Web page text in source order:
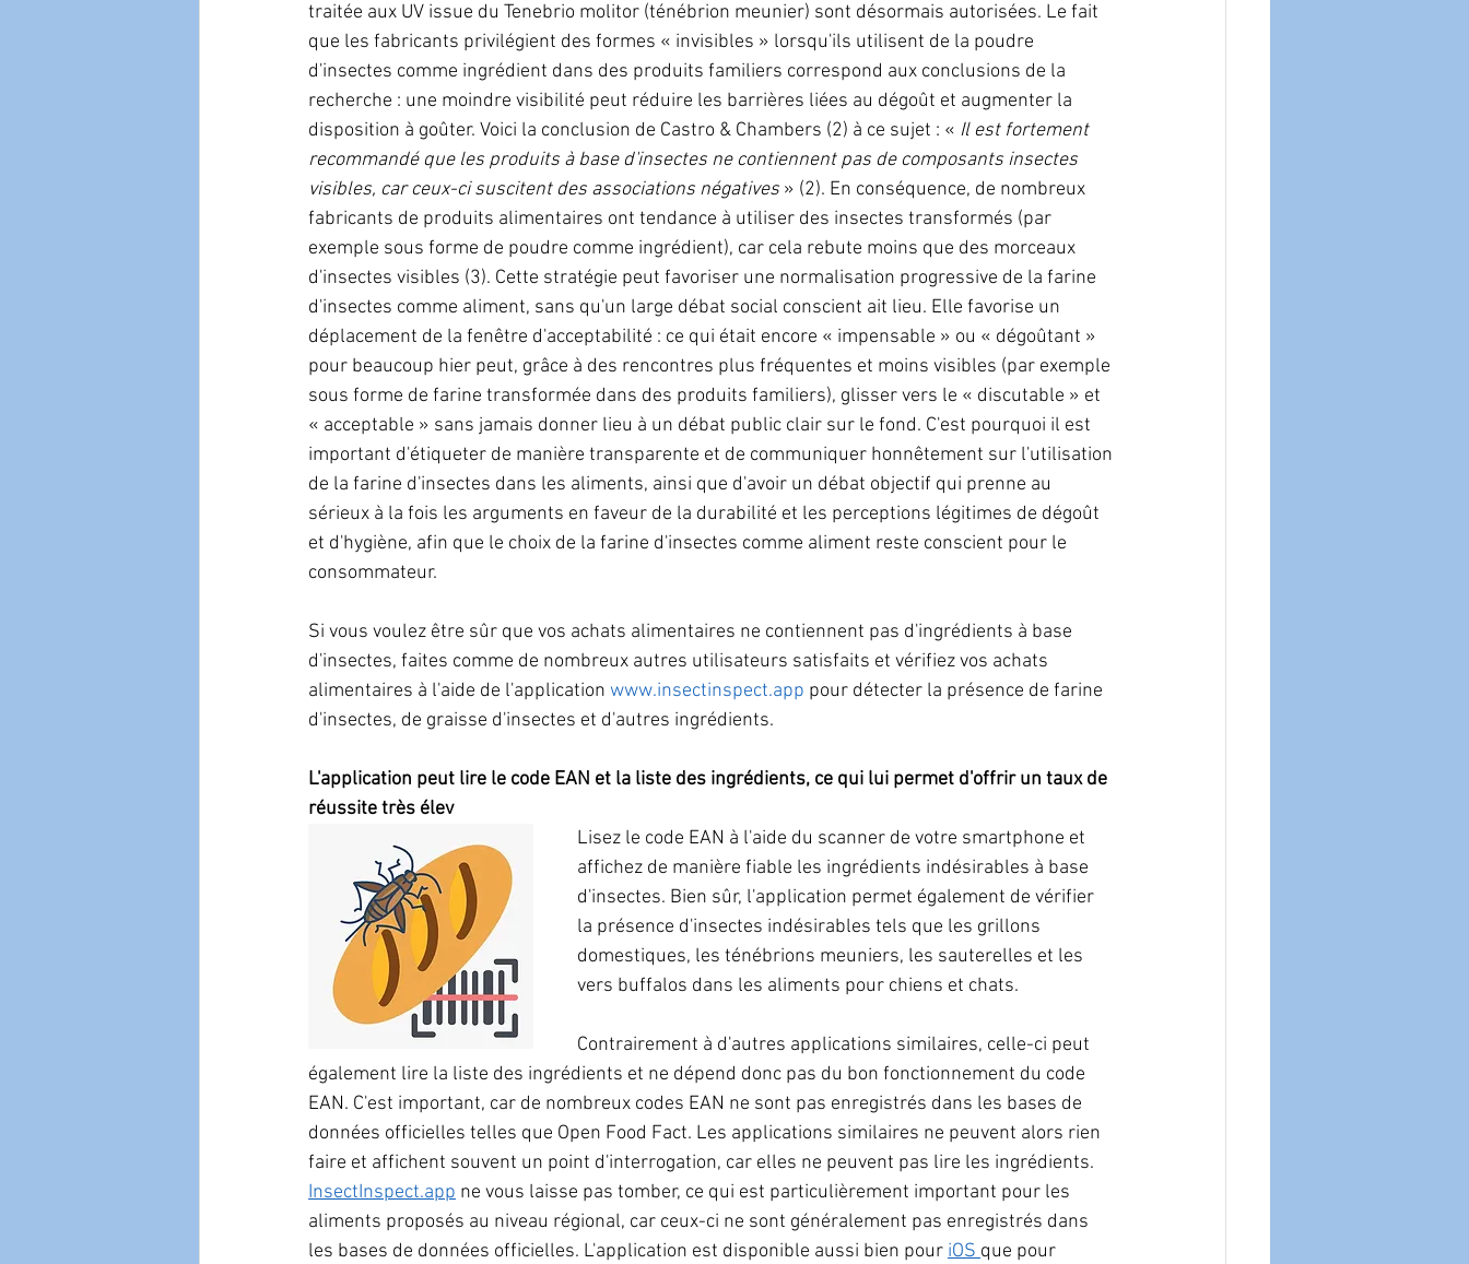
traitée aux UV issue du Tenebrio molitor (ténébrion meunier) sont désormais autorisées. Le fait
que les fabricants privilégient des formes « invisibles » lorsqu'ils utilisent de la poudre
d'insectes comme ingrédient dans des produits familiers correspond aux conclusions de la
recherche : une moindre visibilité peut réduire les barrières liées au dégoût et augmenter la
disposition à goûter. Voici la conclusion de Castro & Chambers (2) à ce sujet : « Il est fortement
recommandé que les produits à base d'insectes ne contiennent pas de composants insectes
visibles, car ceux-ci suscitent des associations négatives » (2). En conséquence, de nombreux
fabricants de produits alimentaires ont tendance à utiliser des insectes transformés (par
exemple sous forme de poudre comme ingrédient), car cela rebute moins que des morceaux
d'insectes visibles (3). Cette stratégie peut favoriser une normalisation progressive de la farine
d'insectes comme aliment, sans qu'un large débat social conscient ait lieu. Elle favorise un
déplacement de la fenêtre d'acceptabilité : ce qui était encore « impensable » ou « dégoûtant »
pour beaucoup hier peut, grâce à des rencontres plus fréquentes et moins visibles (par exemple
sous forme de farine transformée dans des produits familiers), glisser vers le « discutable » et
« acceptable » sans jamais donner lieu à un débat public clair sur le fond. C'est pourquoi il est
important d'étiqueter de manière transparente et de communiquer honnêtement sur l'utilisation
de la farine d'insectes dans les aliments, ainsi que d'avoir un débat objectif qui prenne au
sérieux à la fois les arguments en faveur de la durabilité et les perceptions légitimes de dégoût
et d'hygiène, afin que le choix de la farine d'insectes comme aliment reste conscient pour le
consommateur.
Si vous voulez être sûr que vos achats alimentaires ne contiennent pas d'ingrédients à base
d'insectes, faites comme de nombreux autres utilisateurs satisfaits et vérifiez vos achats
alimentaires à l'aide de l'application www.insectinspect.app pour détecter la présence de farine
d'insectes, de graisse d'insectes et d'autres ingrédients.
L'application peut lire le code EAN et la liste des ingrédients, ce qui lui permet d'offrir un taux de
réussite très élev
Lisez le code EAN à l'aide du scanner de votre smartphone et
affichez de manière fiable les ingrédients indésirables à base
d'insectes. Bien sûr, l'application permet également de vérifier
la présence d'insectes indésirables tels que les grillons
domestiques, les ténébrions meuniers, les sauterelles et les
vers buffalos dans les aliments pour chiens et chats.
Contrairement à d'autres applications similaires, celle-ci peut
également lire la liste des ingrédients et ne dépend donc pas du bon fonctionnement du code
EAN. C'est important, car de nombreux codes EAN ne sont pas enregistrés dans les bases de
données officielles telles que Open Food Fact. Les applications similaires ne peuvent alors rien
faire et affichent souvent un point d'interrogation, car elles ne peuvent pas lire les ingrédients.
InsectInspect.app ne vous laisse pas tomber, ce qui est particulièrement important pour les
aliments proposés au niveau régional, car ceux-ci ne sont généralement pas enregistrés dans
les bases de données officielles. L'application est disponible aussi bien pour iOS que pour